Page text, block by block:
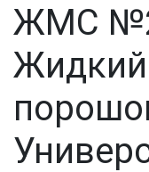
ЖМС